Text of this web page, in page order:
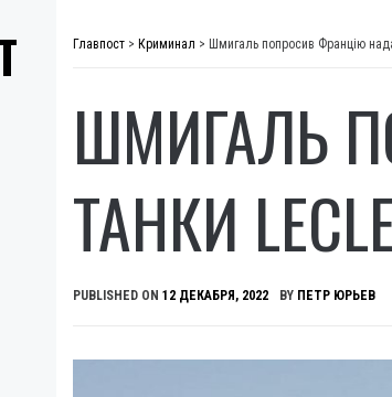
Главпост > Криминал > Шмигаль попросив Францію
ШМИГАЛЬ
ТАНКИ
PUBLISHED ON 12 ДЕКАБРЯ, 2022 BY ПЕТР ЮРЬЕВ